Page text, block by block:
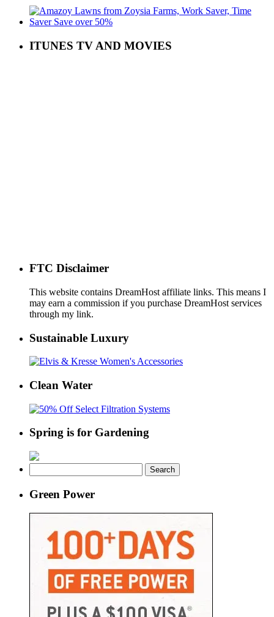
ITUNES TV AND MOVIES
FTC Disclaimer
This website contains DreamHost affiliate links. This means I
may earn a commission if you purchase DreamHost services
through my link.
Sustainable Luxury
Clean Water
Spring is for Gardening
for:
Green Power